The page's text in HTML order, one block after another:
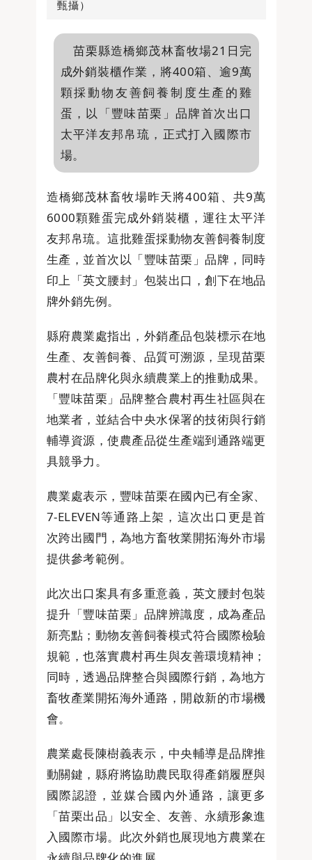
甄攝）
苗栗縣造橋鄉茂林畜牧場21日完
成外銷裝櫃作業，將400箱、逾9萬
顆採動物友善飼養制度生產的雞
蛋，以「豐味苗栗」品牌首次出口
太平洋友邦帛琉，正式打入國際市
場。
造橋鄉茂林畜牧場昨天將400箱、共9萬
6000顆雞蛋完成外銷裝櫃，運往太平洋
友邦帛琉。這批雞蛋採動物友善飼養制度
生產，並首次以「豐味苗栗」品牌，同時
印上「英文腰封」包裝出口，創下在地品
牌外銷先例。
縣府農業處指出，外銷產品包裝標示在地
生產、友善飼養、品質可溯源，呈現苗栗
農村在品牌化與永續農業上的推動成果。
「豐味苗栗」品牌整合農村再生社區與在
地業者，並結合中央水保署的技術與行銷
輔導資源，使農產品從生產端到通路端更
具競爭力。
農業處表示，豐味苗栗在國內已有全家、
7-ELEVEN等通路上架，這次出口更是首
次跨出國門，為地方畜牧業開拓海外市場
提供參考範例。
此次出口案具有多重意義，英文腰封包裝
提升「豐味苗栗」品牌辨識度，成為產品
新亮點；動物友善飼養模式符合國際檢驗
規範，也落實農村再生與友善環境精神；
同時，透過品牌整合與國際行銷，為地方
畜牧產業開拓海外通路，開啟新的市場機
會。
農業處長陳樹義表示，中央輔導是品牌推
動關鍵，縣府將協助農民取得產銷履歷與
國際認證，並媒合國內外通路，讓更多
「苗栗出品」以安全、友善、永續形象進
入國際市場。此次外銷也展現地方農業在